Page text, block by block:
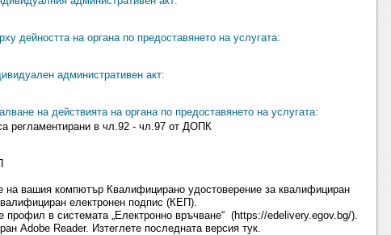
дейността на органа по предоставянето на услугата:
административен акт:
на действията на органа по предоставянето на услугата:
регламентирани в чл.92 - чл.97 от ДОПК
вашия компютър Квалифицирано удостоверение за квалифициран
електронен подпис (КЕП).
в системата „Електронно връчване“ (https://edelivery.egov.bg/).
Adobe Reader. Изтеглете последната версия тук.